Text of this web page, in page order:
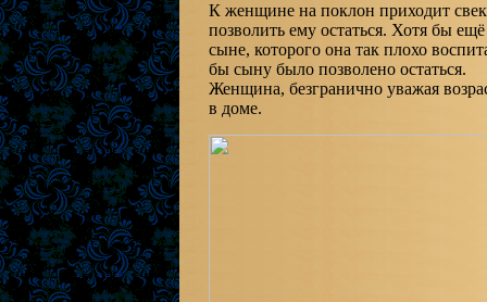
К женщине на поклон приходит
позволить ему остаться. Хотя бы
сыне, которого она так плохо
бы сыну было позволено остаться.
Женщина, безгранично уважая
в доме.